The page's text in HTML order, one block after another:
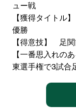
ュー戦
【獲得タイトル
優勝
【得意技】 足
【一番思入れの
東選手権で3試合